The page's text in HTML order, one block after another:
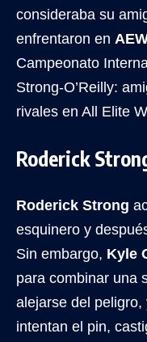
consideraba su
enfrentaron en
Campeonato
Strong-O’Reilly:
rivales en All Elite
Roderick
Roderick Strong
esquinero y
Sin embargo, Kyle
para combinar una
alejarse del
intentan el pin,